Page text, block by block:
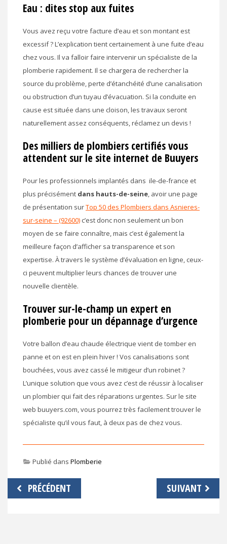
Eau : dites stop aux fuites
Vous avez reçu votre facture d’eau et son montant est
excessif ? L’explication tient certainement à une fuite d’eau
chez vous. Il va falloir faire intervenir un spécialiste de la
plomberie rapidement. Il se chargera de rechercher la
source du problème, perte d’étanchéité d’une canalisation
ou obstruction d’un tuyau d’évacuation. Si la conduite en
cause est située dans une cloison, les travaux seront
naturellement assez conséquents, réclamez un devis !
Des milliers de plombiers certifiés vous
attendent sur le site internet de Buuyers
Pour les professionnels implantés dans ile-de-france et
plus précisément dans hauts-de-seine , avoir une page
de présentation surTop 50 des Plombiers dans Asnieres-
sur-seine – (92600) c’est donc non seulement un bon
moyen de se faire connaître, mais c’est également la
meilleure façon d’afficher sa transparence et son
expertise. À travers le système d’évaluation en ligne, ceux-
ci peuvent multiplier leurs chances de trouver une
nouvelle clientèle.
Trouver sur-le-champ un expert en
plomberie pour un dépannage d’urgence
Votre ballon d’eau chaude électrique vient de tomber en
panne et on est en plein hiver ! Vos canalisations sont
bouchées, vous avez cassé le mitigeur d’un robinet ?
L’unique solution que vous avez c’est de réussir à localiser
un plombier qui fait des réparations urgentes. Sur le site
web buuyers.com, vous pourrez très facilement trouver le
spécialiste qu’il vous faut, à deux pas de chez vous.
Publié dans Plomberie
Navigation
de
PRÉCÉDENT SUIVANT